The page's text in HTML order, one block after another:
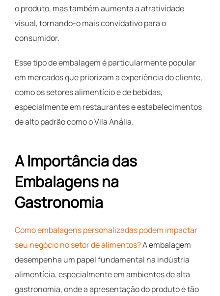
o produto, mas também aumenta a atratividade
visual, tornando-o mais convidativo para o
consumidor.
Esse tipo de embalagem é particularmente popular
em mercados que priorizam a experiência do cliente,
como os setores alimentício e de bebidas,
especialmente em restaurantes e estabelecimentos
de alto padrão como o Vila Anália.
A Importância das
Embalagens na
Gastronomia
Como embalagens personalizadas podem impactar
seu negócio no setor de alimentos?A embalagem
desempenha um papel fundamental na indústria
alimentícia, especialmente em ambientes de alta
gastronomia, onde a apresentação do produto é tão